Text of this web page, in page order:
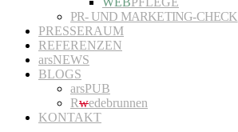
PR- UND MARKETING-CHECK
PRESSERAUM
REFERENZEN
arsNEWS
BLOGS
arsPUB
Rwedebrunnen
KONTAKT